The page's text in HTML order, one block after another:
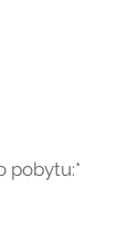
pobytu:*